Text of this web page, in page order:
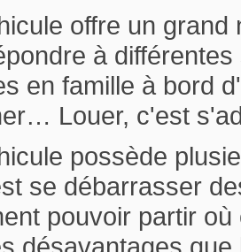
offre un
à
en famille à bord
Louer, c'est
possède
se débarrasser
pouvoir partir